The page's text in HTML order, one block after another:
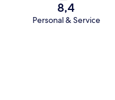
8,4
Personal & Service